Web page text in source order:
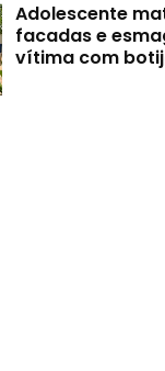
Adolescente
facadas e
vítima com